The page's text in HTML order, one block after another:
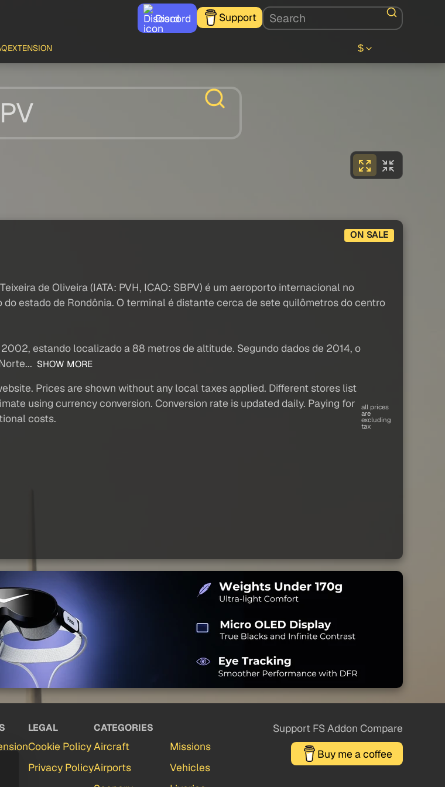
Discord Support
EXTENSION $
ON SALE
de Oliveira (IATA: PVH, ICAO: SBPV) é um aeroporto internacional no
estado de Rondônia. O terminal é distante cerca de sete quilômetros do centro
estando localizado a 88 metros de altitude. Segundo dados de 2014, o
SHOW MORE
Prices are shown without any local taxes applied. Different stores list
using currency conversion. Conversion rate is updated daily. Paying for
costs.
all prices
are
excluding
tax
LEGAL
Cookie Policy
Privacy Policy
CATEGORIES
Aircraft
Airports
Missions
Vehicles
Support FS Addon Compare
Buy me a coffee